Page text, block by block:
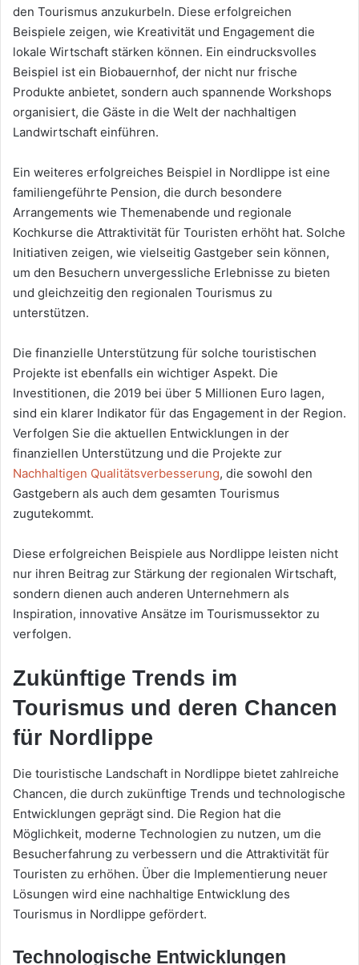
den Tourismus anzukurbeln. Diese erfolgreichen
Beispiele zeigen, wie Kreativität und Engagement die
lokale Wirtschaft stärken können. Ein eindrucksvolles
Beispiel ist ein Biobauernhof, der nicht nur frische
Produkte anbietet, sondern auch spannende Workshops
organisiert, die Gäste in die Welt der nachhaltigen
Landwirtschaft einführen.
Ein weiteres erfolgreiches Beispiel in Nordlippe ist eine
familiengeführte Pension, die durch besondere
Arrangements wie Themenabende und regionale
Kochkurse die Attraktivität für Touristen erhöht hat. Solche
Initiativen zeigen, wie vielseitig Gastgeber sein können,
um den Besuchern unvergessliche Erlebnisse zu bieten
und gleichzeitig den regionalen Tourismus zu
unterstützen.
Die finanzielle Unterstützung für solche touristischen
Projekte ist ebenfalls ein wichtiger Aspekt. Die
Investitionen, die 2019 bei über 5 Millionen Euro lagen,
sind ein klarer Indikator für das Engagement in der Region.
Verfolgen Sie die aktuellen Entwicklungen in der
finanziellen Unterstützung und die Projekte zur
Nachhaltigen Qualitätsverbesserung, die sowohl den
Gastgebern als auch dem gesamten Tourismus
zugutekommt.
Diese erfolgreichen Beispiele aus Nordlippe leisten nicht
nur ihren Beitrag zur Stärkung der regionalen Wirtschaft,
sondern dienen auch anderen Unternehmern als
Inspiration, innovative Ansätze im Tourismussektor zu
verfolgen.
Zukünftige Trends im
Tourismus und deren Chancen
für Nordlippe
Die touristische Landschaft in Nordlippe bietet zahlreiche
Chancen, die durch zukünftige Trends und technologische
Entwicklungen geprägt sind. Die Region hat die
Möglichkeit, moderne Technologien zu nutzen, um die
Besucherfahrung zu verbessern und die Attraktivität für
Touristen zu erhöhen. Über die Implementierung neuer
Lösungen wird eine nachhaltige Entwicklung des
Tourismus in Nordlippe gefördert.
Technologische Entwicklungen